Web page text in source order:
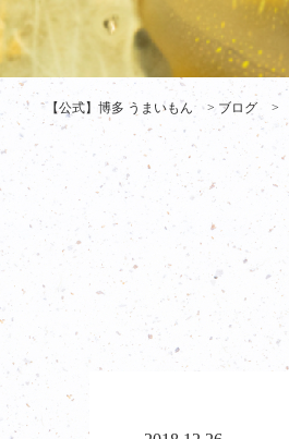
【公式】博多 うまいもん > ブログ >